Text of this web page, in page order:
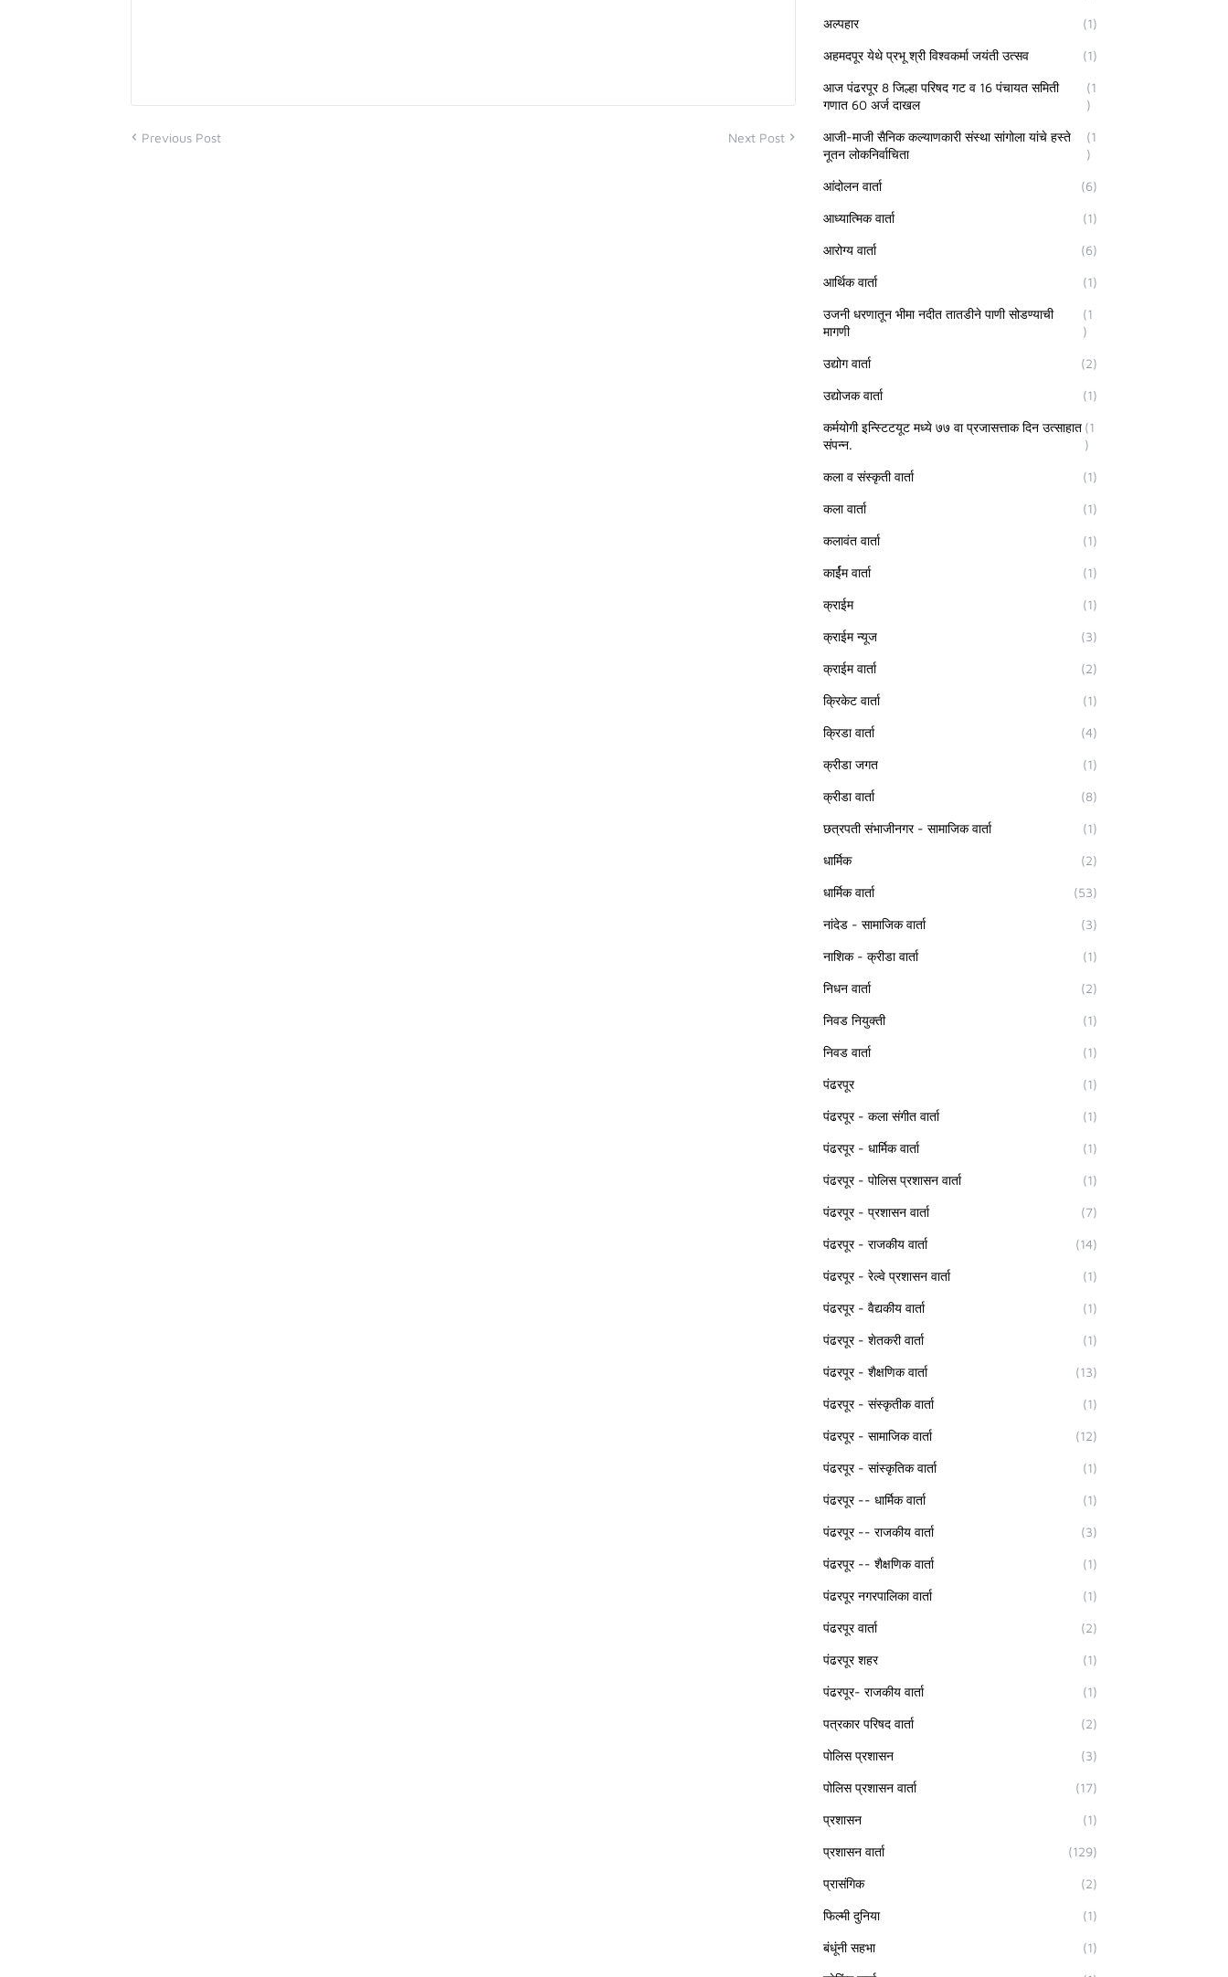
Previous Post Next Post
अल्पहार (1)
अहमदपूर येथे प्रभू श्री विश्वकर्मा जयंती उत्सव (1)
आज पंढरपूर 8 जिल्हा परिषद गट व 16 पंचायत समिती
गणात 60 अर्ज दाखल
(1
)
आजी-माजी सैनिक कल्याणकारी संस्था सांगोला यांचे हस्ते
नूतन लोकनिर्वाचिता
(1
)
आंदोलन वार्ता (6)
आध्यात्मिक वार्ता (1)
आरोग्य वार्ता (6)
आर्थिक वार्ता (1)
उजनी धरणातून भीमा नदीत तातडीने पाणी सोडण्याची
मागणी
(1
)
उद्योग वार्ता (2)
उद्योजक वार्ता (1)
कर्मयोगी इन्स्टिटयूट मध्ये ७७ वा प्रजासत्ताक दिन उत्साहात
संपन्न.
(1
)
कला व संस्कृती वार्ता (1)
कला वार्ता (1)
कलावंत वार्ता (1)
कार्ईम वार्ता (1)
क्राईम (1)
क्राईम न्यूज (3)
क्राईम वार्ता (2)
क्रिकेट वार्ता (1)
क्रिडा वार्ता (4)
क्रीडा जगत (1)
क्रीडा वार्ता (8)
छत्रपती संभाजीनगर - सामाजिक वार्ता (1)
धार्मिक (2)
धार्मिक वार्ता (53)
नांदेड - सामाजिक वार्ता (3)
नाशिक - क्रीडा वार्ता (1)
निधन वार्ता (2)
निवड नियुक्ती (1)
निवड वार्ता (1)
पंढरपूर (1)
पंढरपूर - कला संगीत वार्ता (1)
पंढरपूर - धार्मिक वार्ता (1)
पंढरपूर - पोलिस प्रशासन वार्ता (1)
पंढरपूर - प्रशासन वार्ता (7)
पंढरपूर - राजकीय वार्ता (14)
पंढरपूर - रेल्वे प्रशासन वार्ता (1)
पंढरपूर - वैद्यकीय वार्ता (1)
पंढरपूर - शेतकरी वार्ता (1)
पंढरपूर - शैक्षणिक वार्ता (13)
पंढरपूर - संस्कृतीक वार्ता (1)
पंढरपूर - सामाजिक वार्ता (12)
पंढरपूर - सांस्कृतिक वार्ता (1)
पंढरपूर -- धार्मिक वार्ता (1)
पंढरपूर -- राजकीय वार्ता (3)
पंढरपूर -- शैक्षणिक वार्ता (1)
पंढरपूर नगरपालिका वार्ता (1)
पंढरपूर वार्ता (2)
पंढरपूर शहर (1)
पंढरपूर- राजकीय वार्ता (1)
पत्रकार परिषद वार्ता (2)
पोलिस प्रशासन (3)
पोलिस प्रशासन वार्ता (17)
प्रशासन (1)
प्रशासन वार्ता (129)
प्रासंगिक (2)
फिल्मी दुनिया (1)
बंधूंनी सहभा (1)